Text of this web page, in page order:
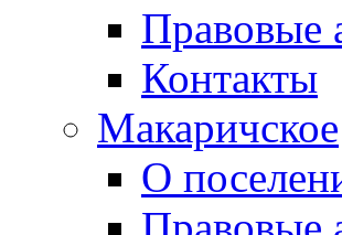
Правовые
Контакты
Макаричское
О